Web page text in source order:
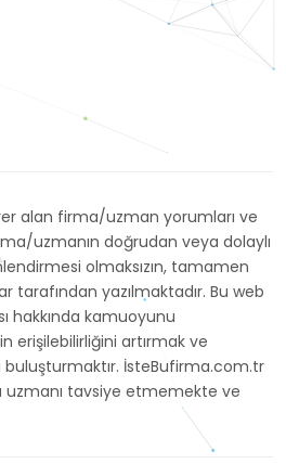
alan firma/uzman yorumları ve
uzmanın doğrudan veya dolaylı
olmaksızın, tamamen
tarafından yazılmaktadır. Bu web
hakkında kamuoyunu
erişilebilirliğini artırmak ve
buluşturmaktır. İsteBufirma.com.tr
uzmanı tavsiye etmemekte ve